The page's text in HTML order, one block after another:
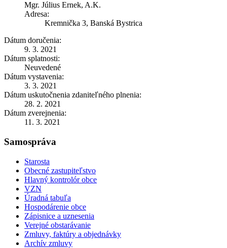
Mgr. Július Ernek, A.K.
Adresa:
Kremnička 3, Banská Bystrica
Dátum doručenia:
9. 3. 2021
Dátum splatnosti:
Neuvedené
Dátum vystavenia:
3. 3. 2021
Dátum uskutočnenia zdaniteľného plnenia:
28. 2. 2021
Dátum zverejnenia:
11. 3. 2021
Samospráva
Starosta
Obecné zastupiteľstvo
Hlavný kontrolór obce
VZN
Úradná tabuľa
Hospodárenie obce
Zápisnice a uznesenia
Verejné obstarávanie
Zmluvy, faktúry a objednávky
Archív zmluvy